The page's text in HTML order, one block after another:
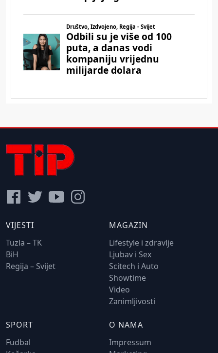
VIJESTI
Tuzla – TK
BiH
Regija – Svijet
MAGAZIN
Lifestyle i zdravlje
Ljubav i Sex
Scitech i Auto
Showtime
Video
Zanimljivosti
SPORT
Fudbal
O NAMA
Impressum